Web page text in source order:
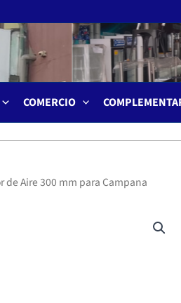
COMERCIO
de Aire 300 mm para Campana